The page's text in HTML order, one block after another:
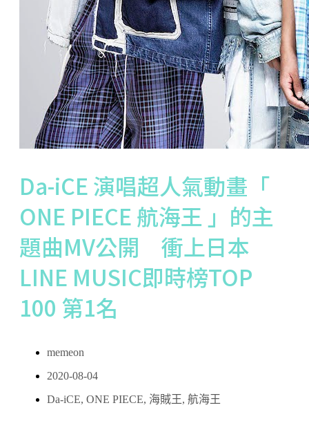
Da-iCE 演唱超人氣動畫「
ONE PIECE 航海王 」的主
題曲MV公開 衝上日本
LINE MUSIC即時榜TOP
100 第1名
memeon
2020-08-04
Da-iCE, ONE PIECE, 海賊王, 航海王